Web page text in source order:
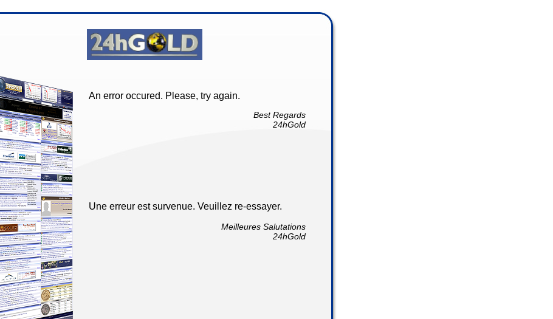
An error occured. Please, try again.
Best Regards
24hGold
Une erreur est survenue. Veuillez re-essayer.
Meilleures Salutations
24hGold